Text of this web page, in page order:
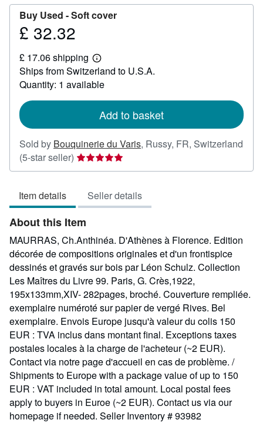
Buy Used -Soft cover
Price
32.32
£ 32.32
£ 17.06 shipping
Learn
more
about
shipping
Ships from Switzerland to U.S.A.
Quantity: 1 available
Add to basket
Sold by Bouquinerie du Varis, Russy, FR, Switzerland
(5-star seller) Seller
rating
out
of
5
stars
Item details Seller details
About this Item
MAURRAS, Ch.Anthinéa. D'Athènes à Florence. Edition
décorée de compositions originales et d'un frontispice
dessinés et gravés sur bois par Léon Schulz. Collection
Les Maîtres du Livre 99. Paris, G. Crès,1922,
195x133mm,XIV- 282pages, broché. Couverture rempliée.
exemplaire numéroté sur papier de vergé Rives. Bel
exemplaire. Envois Europe jusqu'à valeur du colis 150
EUR : TVA inclus dans montant final. Exceptions taxes
postales locales à la charge de l'acheteur (~2 EUR).
Contact via notre page d'accueil en cas de problème. /
Shipments to Europe with a package value of up to 150
EUR : VAT included in total amount. Local postal fees
apply to buyers in Euroe (~2 EUR). Contact us via our
homepage if needed. Seller Inventory # 93982